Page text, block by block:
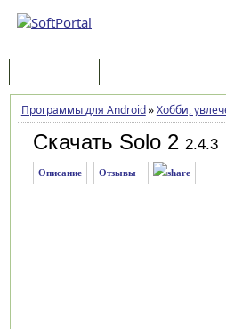
Программы для Android»Хобби,
Скачать Solo 2 2.4.3
Описание Отзывы